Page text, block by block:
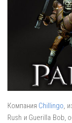
Компания Chillingo,
Rush и Guerilla Bob,